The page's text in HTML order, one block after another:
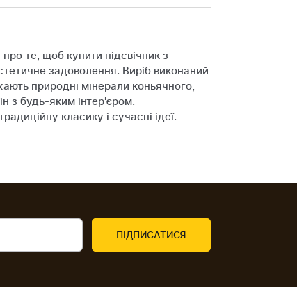
те, щоб купити підсвічник з
задоволення. Виріб виконаний
природні мінерали коньячного,
з будь-яким інтер'єром.
класику і сучасні ідеї.